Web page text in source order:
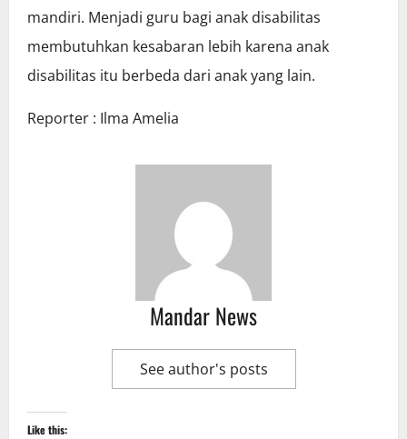
mandiri. Menjadi guru bagi anak disabilitas
membutuhkan kesabaran lebih karena anak
disabilitas itu berbeda dari anak yang lain.
Reporter : Ilma Amelia
Mandar News
See author's posts
Like this: